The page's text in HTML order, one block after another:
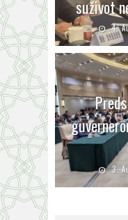
suživot
4.
3.